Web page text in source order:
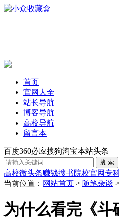
首页
官网大全
站长导航
博客导航
高校导航
留言本
百度360必应搜狗淘宝本站头条
高校微头条赚钱搜书院校官网专
当前位置： 网站首页 > 随笔杂谈
为什么看完《